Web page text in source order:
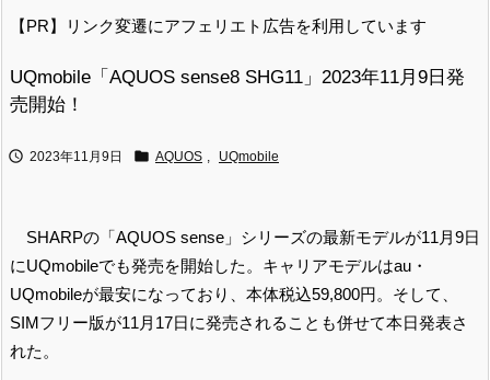
【PR】リンク変遷にアフェリエト広告を利用しています
UQmobile「AQUOS sense8 SHG11」2023年11月9日発
売開始！
 2023年11月9日  AQUOS UQmobile
SHARPの「AQUOS sense」シリーズの最新モデルが11月9日
にUQmobileでも発売を開始した。キャリアモデルはau・
UQmobileが最安になっており、本体税込59,800円。そして、
SIMフリー版が11月17日に発売されることも併せて本日発表さ
れた。